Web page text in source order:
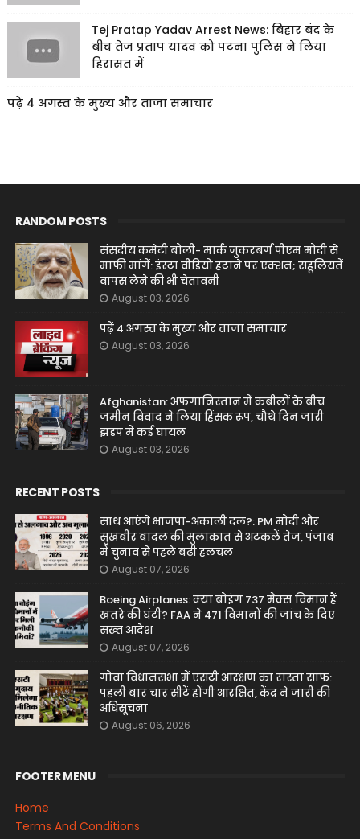
Tej Pratap Yadav Arrest News: बिहार बंद के
बीच तेज प्रताप यादव को पटना पुलिस ने लिया
हिरासत में
पढ़ें 4 अगस्त के मुख्य और ताजा समाचार
RANDOM POSTS
संसदीय कमेटी बोली- मार्क जुकरबर्ग पीएम मोदी से
माफी मांगें: इंस्टा वीडियो हटाने पर एक्शन; सहूलियतें
वापस लेने की भी चेतावनी
August 03, 2026
पढ़ें 4 अगस्त के मुख्य और ताजा समाचार
August 03, 2026
Afghanistan: अफगानिस्तान में कबीलों के बीच
जमीन विवाद ने लिया हिंसक रूप, चौथे दिन जारी
झड़प में कई घायल
August 03, 2026
RECENT POSTS
साथ आएंगे भाजपा-अकाली दल?: PM मोदी और
सुखबीर बादल की मुलाकात से अटकलें तेज, पंजाब
में चुनाव से पहले बढ़ी हलचल
August 07, 2026
Boeing Airplanes: क्या बोइंग 737 मैक्स विमान हैं
खतरे की घंटी? FAA ने 471 विमानों की जांच के दिए
सख्त आदेश
August 07, 2026
गोवा विधानसभा में एसटी आरक्षण का रास्ता साफ:
पहली बार चार सीटें होंगी आरक्षित, केंद्र ने जारी की
अधिसूचना
August 06, 2026
FOOTER MENU
Home
Terms And Conditions